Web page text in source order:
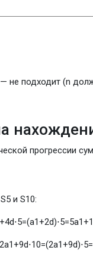
— не подходит (n
прогрессии
S5 и S10:
+4d⋅5=(a1+2d)⋅5=5a1+
2a1+9d⋅10=(2a1+9d)⋅5=